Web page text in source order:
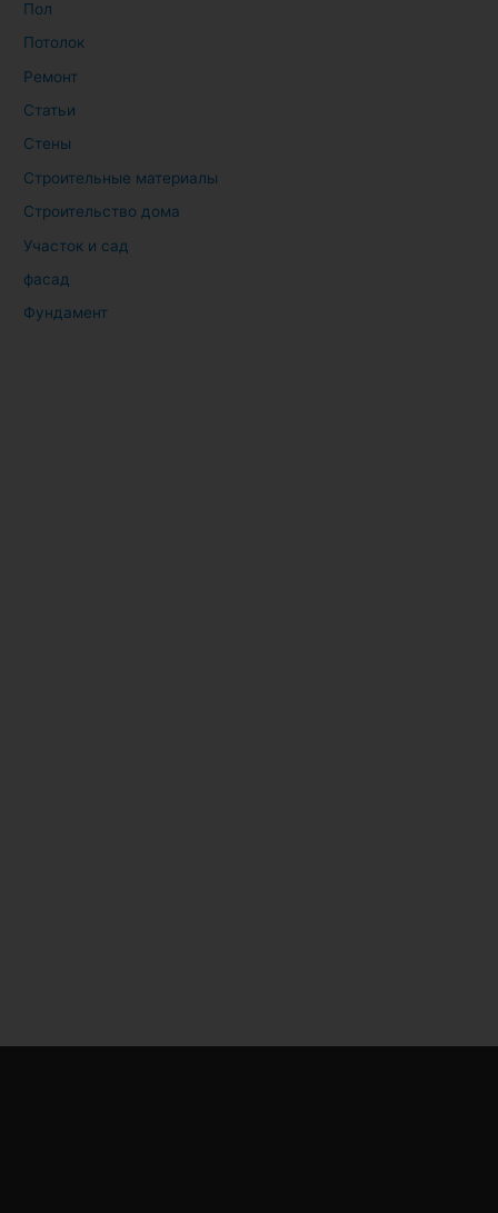
Пол
Потолок
Ремонт
Статьи
Стены
Строительные материалы
Строительство дома
Участок и сад
фасад
Фундамент